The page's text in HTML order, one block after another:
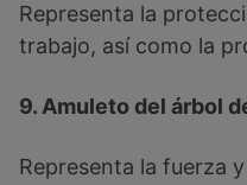
Representa la
trabajo, así como la
9. Amuleto del árbol
Representa la fuerza